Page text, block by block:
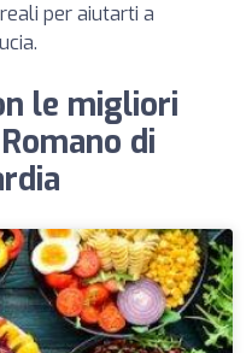
per aiutarti a
le migliori
di